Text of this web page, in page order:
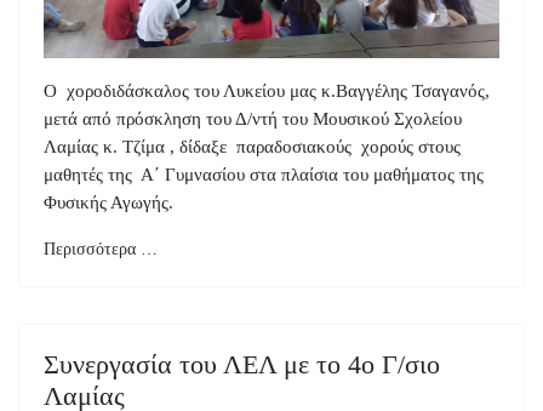
Ο χοροδιδάσκαλος του Λυκείου μας κ.Βαγγέλης Τσαγανός,
μετά από πρόσκληση του Δ/ντή του Μουσικού Σχολείου
Λαμίας κ. Τζίμα , δίδαξε παραδοσιακούς χορούς στους
μαθητές της Α΄ Γυμνασίου στα πλαίσια του μαθήματος της
Φυσικής Αγωγής.
Περισσότερα …
Συνεργασία του ΛΕΛ με το 4ο Γ/σιο
Λαμίας